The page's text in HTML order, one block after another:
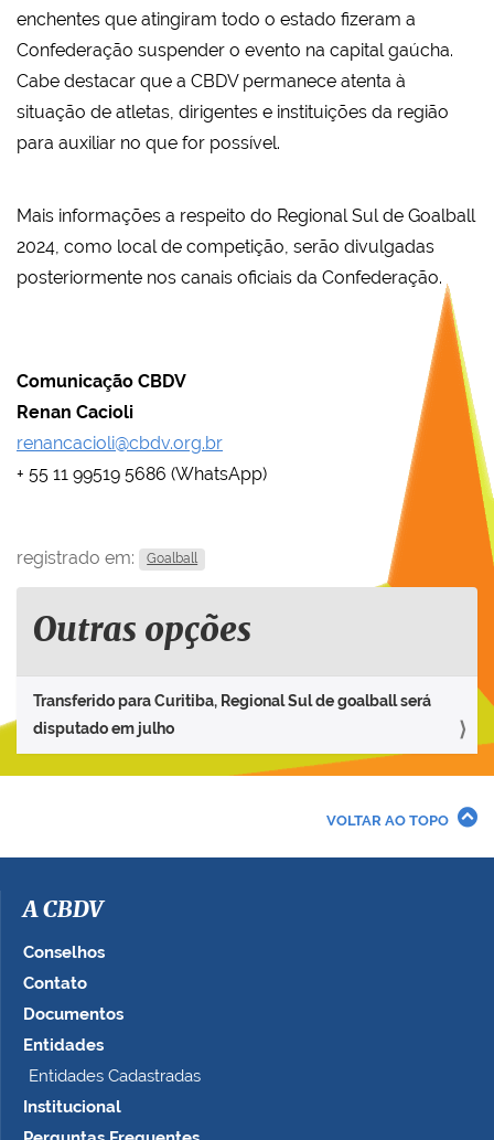
enchentes que atingiram todo o estado fizeram a
Confederação suspender o evento na capital gaúcha.
Cabe destacar que a CBDV permanece atenta à
situação de atletas, dirigentes e instituições da região
para auxiliar no que for possível.
Mais informações a respeito do Regional Sul de Goalball
2024, como local de competição, serão divulgadas
posteriormente nos canais oficiais da Confederação.
Comunicação CBDV
Renan Cacioli
renancacioli@cbdv.org.br
+ 55 11 99519 5686 (WhatsApp)
registrado em: Goalball
Outras opções
Transferido para Curitiba, Regional Sul de goalball será
disputado em julho
VOLTAR AO TOPO
A CBDV
Conselhos
Contato
Documentos
Entidades
Entidades Cadastradas
Institucional